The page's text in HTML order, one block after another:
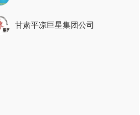
甘肃平凉巨星集团公司